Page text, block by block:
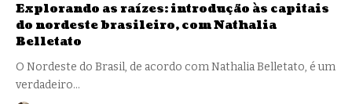
Explorando as raízes: introdução às capitais
do nordeste brasileiro, com Nathalia
Belletato
O Nordeste do Brasil, de acordo com Nathalia Belletato, é um
verdadeiro…